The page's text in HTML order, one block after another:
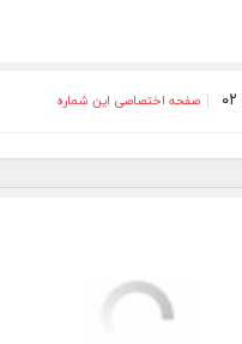
صفحه اختصاصی این شماره